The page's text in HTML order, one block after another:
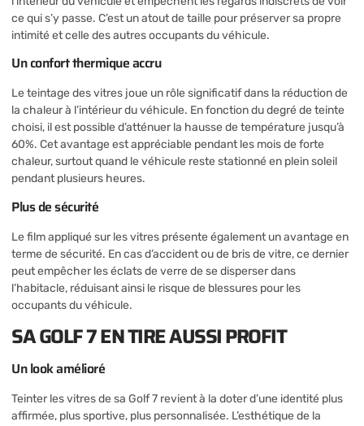
ce qui s’y passe. C’est un atout de taille pour préserver sa propre
intimité et celle des autres occupants du véhicule.
Un confort thermique accru
Le teintage des vitres joue un rôle significatif dans la réduction de
la chaleur à l’intérieur du véhicule. En fonction du degré de teinte
choisi, il est possible d’atténuer la hausse de température jusqu’à
60%. Cet avantage est appréciable pendant les mois de forte
chaleur, surtout quand le véhicule reste stationné en plein soleil
pendant plusieurs heures.
Plus de sécurité
Le film appliqué sur les vitres présente également un avantage en
terme de sécurité. En cas d’accident ou de bris de vitre, ce dernier
peut empêcher les éclats de verre de se disperser dans
l’habitacle, réduisant ainsi le risque de blessures pour les
occupants du véhicule.
SA GOLF 7 EN TIRE AUSSI PROFIT
Un look amélioré
Teinter les vitres de sa Golf 7 revient à la doter d’une identité plus
affirmée, plus sportive, plus personnalisée. L’esthétique de la